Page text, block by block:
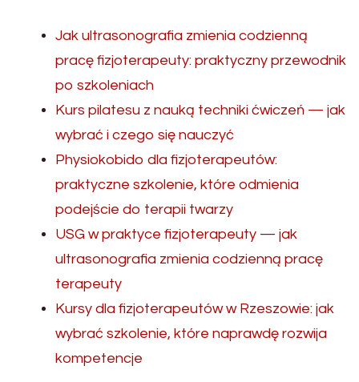
Jak ultrasonografia zmienia codzienną
pracę fizjoterapeuty: praktyczny przewodnik
po szkoleniach
Kurs pilatesu z nauką techniki ćwiczeń — jak
wybrać i czego się nauczyć
Physiokobido dla fizjoterapeutów:
praktyczne szkolenie, które odmienia
podejście do terapii twarzy
USG w praktyce fizjoterapeuty — jak
ultrasonografia zmienia codzienną pracę
terapeuty
Kursy dla fizjoterapeutów w Rzeszowie: jak
wybrać szkolenie, które naprawdę rozwija
kompetencje